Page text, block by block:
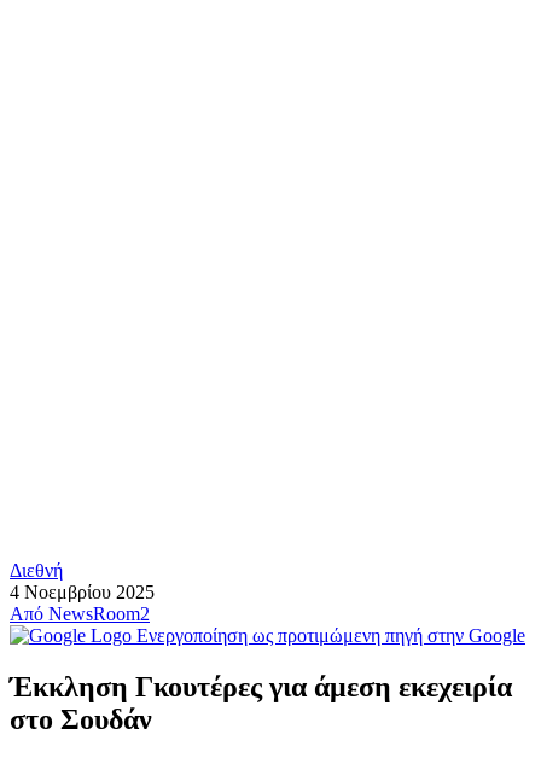
Διεθνή
4 Νοεμβρίου 2025
Από NewsRoom2
Ενεργοποίηση ως προτιμώμενη πηγή στην Google
Έκκληση Γκουτέρες για άμεση εκεχειρία
στο Σουδάν